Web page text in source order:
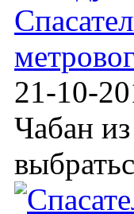
21-10-
Чабан